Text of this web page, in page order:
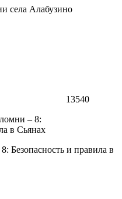
села Алабузино
13540
Безопасность и правила в